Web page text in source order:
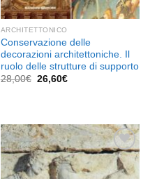
ARCHITETTONICO
Conservazione delle
decorazioni architettoniche. Il
ruolo delle strutture di supporto
28,00€ Il
26,60€Il